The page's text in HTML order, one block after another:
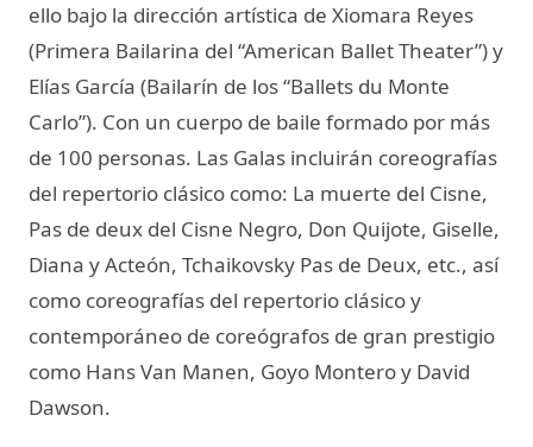
ello bajo la dirección artística de Xiomara Reyes
(Primera Bailarina del “American Ballet Theater”) y
Elías García (Bailarín de los “Ballets du Monte
Carlo”). Con un cuerpo de baile formado por más
de 100 personas. Las Galas incluirán coreografías
del repertorio clásico como: La muerte del Cisne,
Pas de deux del Cisne Negro, Don Quijote, Giselle,
Diana y Acteón, Tchaikovsky Pas de Deux, etc., así
como coreografías del repertorio clásico y
contemporáneo de coreógrafos de gran prestigio
como Hans Van Manen, Goyo Montero y David
Dawson.